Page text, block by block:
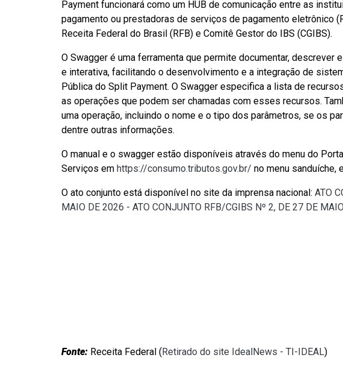
Payment funcionará como um HUB de comunicação entre as
pagamento ou prestadoras de serviços de pagamento eletrônico
Receita Federal do Brasil (RFB) e Comitê Gestor do IBS (CGIBS).
O Swagger é uma ferramenta que permite documentar, descrever
e interativa, facilitando o desenvolvimento e a integração de
Pública do Split Payment. O Swagger especifica a lista de
as operações que podem ser chamadas com esses recursos.
uma operação, incluindo o nome e o tipo dos parâmetros, se os
dentre outras informações.
O manual e o swagger estão disponíveis através do menu do
Serviços em https://consumo.tributos.gov.br/ no menu sanduíche,
O ato conjunto está disponível no site da imprensa nacional: ATO
MAIO DE 2026 - ATO CONJUNTO RFB/CGIBS Nº 2, DE 27 DE
Fonte: Receita Federal (Retirado do site IdealNews - TI-IDEAL)